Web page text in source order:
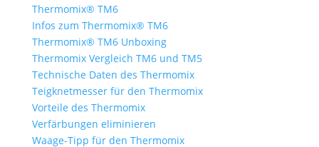
Thermomix® TM6
Infos zum Thermomix® TM6
Thermomix® TM6 Unboxing
Thermomix Vergleich TM6 und TM5
Technische Daten des Thermomix
Teigknetmesser für den Thermomix
Vorteile des Thermomix
Verfärbungen eliminieren
Waage-Tipp für den Thermomix